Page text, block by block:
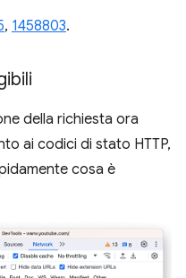
, 1458803.
della richiesta ora
ai codici di stato HTTP,
cosa è